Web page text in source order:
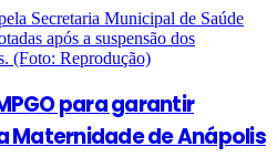
para garantir
Maternidade de Anápolis